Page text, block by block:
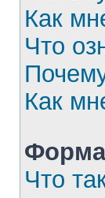
Как
Что
Как
Что